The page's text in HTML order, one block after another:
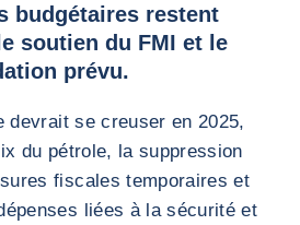
budgétaires restent
soutien du FMI et le
prévu.
devrait se creuser en 2025,
du pétrole, la suppression
fiscales temporaires et
liées à la sécurité et